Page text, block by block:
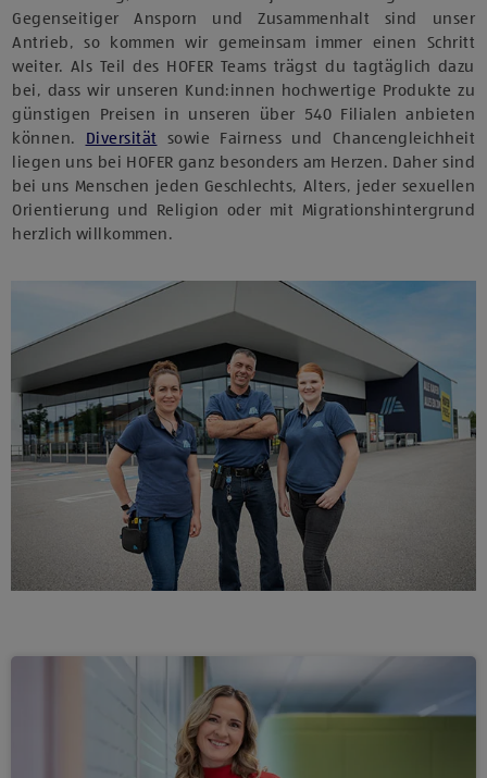
Gegenseitiger Ansporn und Zusammenhalt sind unser
Antrieb, so kommen wir gemeinsam immer einen Schritt
weiter. Als Teil des HOFER Teams trägst du tagtäglich dazu
bei, dass wir unseren Kund:innen hochwertige Produkte zu
günstigen Preisen in unseren über 540 Filialen anbieten
können. Diversität sowie Fairness und Chancengleichheit
liegen uns bei HOFER ganz besonders am Herzen. Daher sind
bei uns Menschen jeden Geschlechts, Alters, jeder sexuellen
Orientierung und Religion oder mit Migrationshintergrund
herzlich willkommen.